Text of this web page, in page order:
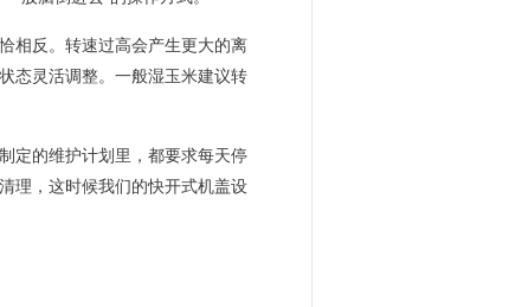
相反。转速过高会产生更大的离
态灵活调整。一般湿玉米建议转
定的维护计划里，都要求每天停
理，这时候我们的快开式机盖设